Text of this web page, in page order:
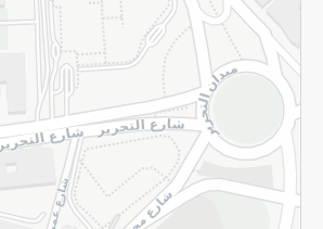
©2026 - Spinneys | جميع الحقوق محفوظة